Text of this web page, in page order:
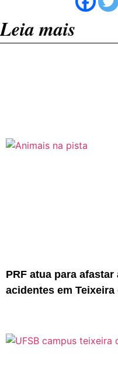
Leia mais
PRF atua para
acidentes em Teixeira